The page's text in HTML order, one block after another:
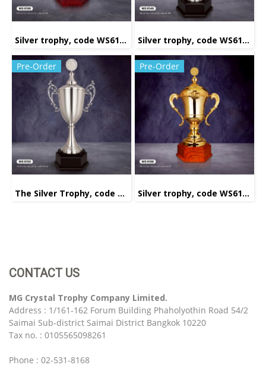
Silver trophy, code WS6199 Silver trophy, code WS6149
Pre-Order
The Silver Trophy, code WS6150
Pre-Order
Silver trophy, code WS6198
CONTACT US
MG Crystal Trophy Company Limited.
Address : 1/161-162 Forum Building Phaholyothin Road 54/2
Saimai Sub-district Saimai District Bangkok 10220
Tax no. : 0105565098261
Phone : 02-531-8168